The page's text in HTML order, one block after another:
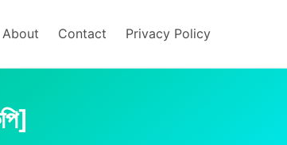
About Contact Privacy Policy